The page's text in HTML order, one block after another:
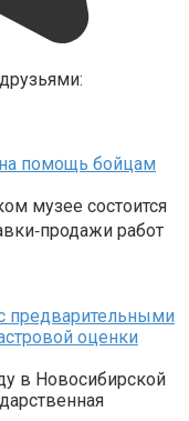
помощь бойцам
музее состоится
работ
предварительными
оценки
в Новосибирской